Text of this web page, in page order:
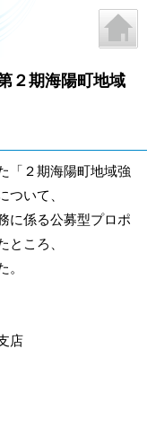
２期海陽町地域
「２期海陽町地域強
ついて、
に係る公募型プロポ
ところ、
。
店